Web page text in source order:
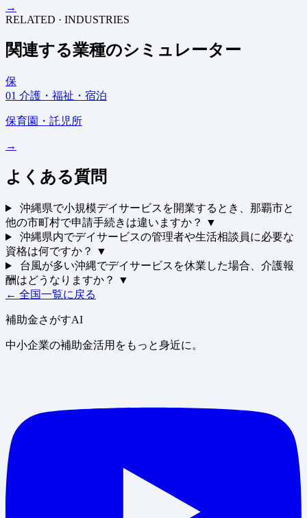
→
RELATED · INDUSTRIES
関連する業種のシミュレーター
保
01 介護・福祉・宿泊
保育園・託児所
→
よくある質問
沖縄県で小規模デイサービスを開業するとき、那覇市と
他の市町村で申請手続きは違いますか？
▼
沖縄県内でデイサービスの管理者や生活相談員に必要な
資格は何ですか？
▼
台風が多い沖縄でデイサービスを休業した場合、介護報
酬はどうなりますか？
▼
← 全国一覧に戻る
補助金さがすAI
中小企業の補助金活用をもっと身近に。